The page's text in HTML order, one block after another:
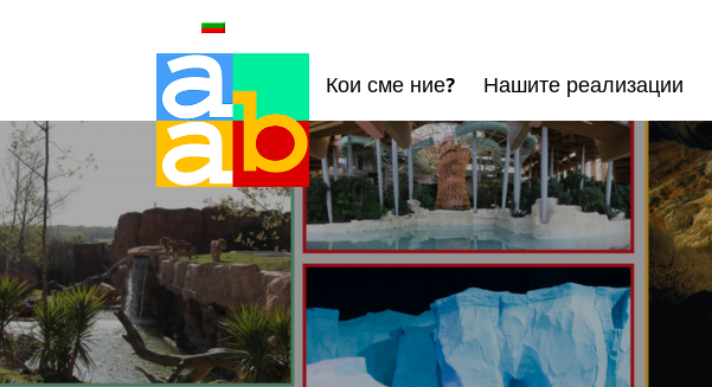
Кои сме ние? Нашите реализации